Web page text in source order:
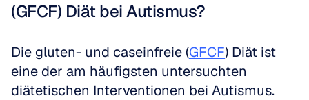
(GFCF) Diät bei Autismus?
Die gluten- und caseinfreie (GFCF) Diät ist
eine der am häufigsten untersuchten
diätetischen Interventionen bei Autismus.